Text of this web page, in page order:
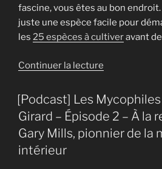
fascine, vous êtes au bon
juste une espèce facile pour
les 25 espèces à cultiveravant
Continuer la lecture
des
morilles
:
le
[Podcast] Les
Girard – Épisode 2 – À la
Gary Mills, pionnier de la
intérieur